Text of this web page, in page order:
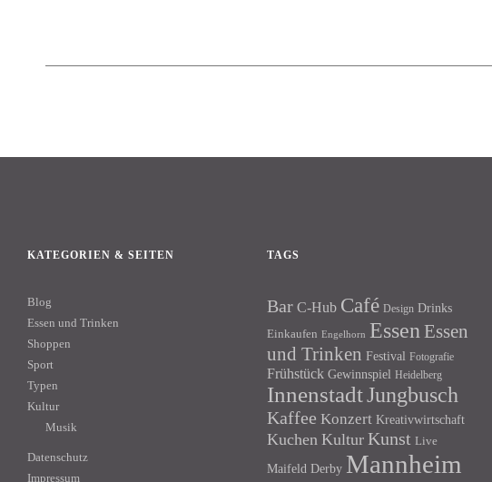
KATEGORIEN & SEITEN
Blog
Essen und Trinken
Shoppen
Sport
Typen
Kultur
Musik
Datenschutz
Impressum
TAGS
Bar C-Hub Café Design Drinks
Einkaufen Engelhorn Essen Essen
und Trinken Festival Fotografie
Frühstück Gewinnspiel Heidelberg
InnenstadtJungbusch
Kaffee Konzert Kreativwirtschaft
Kuchen Kultur Kunst Live
Maifeld Derby Mannheim